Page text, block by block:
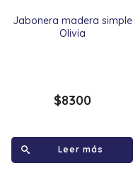
Jabonera madera simple
Olivia
$8300
Leer más